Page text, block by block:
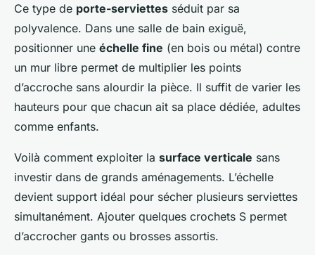
Ce type de porte-serviettes séduit par sa
polyvalence. Dans une salle de bain exiguë,
positionner une échelle fine (en bois ou métal) contre
un mur libre permet de multiplier les points
d’accroche sans alourdir la pièce. Il suffit de varier les
hauteurs pour que chacun ait sa place dédiée, adultes
comme enfants.
Voilà comment exploiter la surface verticale sans
investir dans de grands aménagements. L’échelle
devient support idéal pour sécher plusieurs serviettes
simultanément. Ajouter quelques crochets S permet
d’accrocher gants ou brosses assortis.